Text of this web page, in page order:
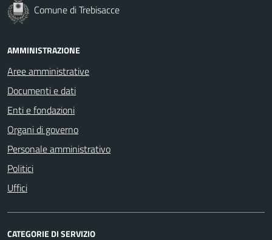
Comune di Trebisacce
AMMINISTRAZIONE
Aree amministrative
Documenti e dati
Enti e fondazioni
Organi di governo
Personale amministrativo
Politici
Uffici
CATEGORIE DI SERVIZIO